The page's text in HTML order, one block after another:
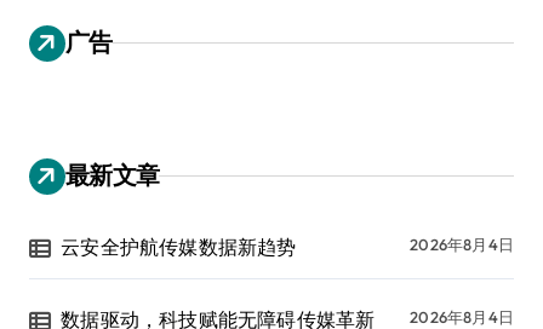
广告
最新文章
云安全护航传媒数据新趋势 2026年8月4日
数据驱动，科技赋能无障碍传媒革新 2026年8月4日